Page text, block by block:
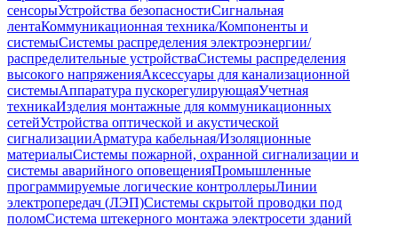
сенсорыУстройства безопасностиСигнальная
лентаКоммуникационная техника/Компоненты и
системыСистемы распределения электроэнергии/
распределительные устройстваСистемы распределения
высокого напряженияАксессуары для канализационной
системыАппаратура пускорегулирующаяУчетная
техникаИзделия монтажные для коммуникационных
сетейУстройства оптической и акустической
сигнализацииАрматура кабельная/Изоляционные
материалыСистемы пожарной, охранной сигнализации и
системы аварийного оповещенияПромышленные
программируемые логические контроллерыЛинии
электропередач (ЛЭП)Системы скрытой проводки под
поломСистема штекерного монтажа электросети зданий